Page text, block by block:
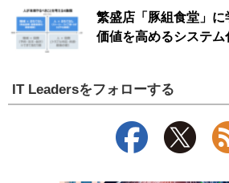
繁盛店「豚組食堂」
価値を高めるシステム
IT Leadersをフォローする